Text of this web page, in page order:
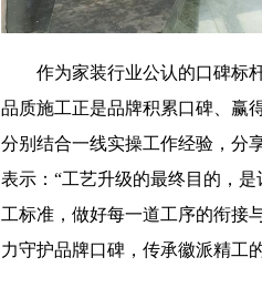
作为家装行业公认的口碑标
品质施工正是品牌积累口碑、赢
分别结合一线实操工作经验，分
表示：“工艺升级的最终目的，
工标准，做好每一道工序的衔接
力守护品牌口碑，传承徽派精工